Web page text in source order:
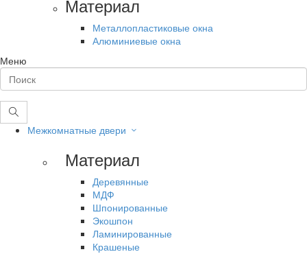
Материал
Металлопластиковые окна
Алюминиевые окна
Меню
Межкомнатные двери
Материал
Деревянные
МДФ
Шпонированные
Экошпон
Ламинированные
Крашеные